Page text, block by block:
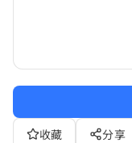
收藏
分享